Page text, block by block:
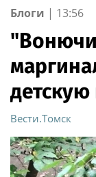
Блоги | 13:56
Вести.Томск